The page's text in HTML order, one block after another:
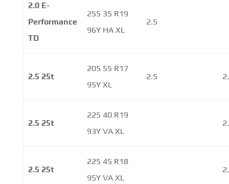
2.0 E-
Performance
TD
255 35 R19
96Y HA XL
2.5
2.5 25t
205 55 R17
95Y XL
2.5
2.5 25t
225 40 R19
93Y VA XL
2.5 25t
225 45 R18
95Y VA XL